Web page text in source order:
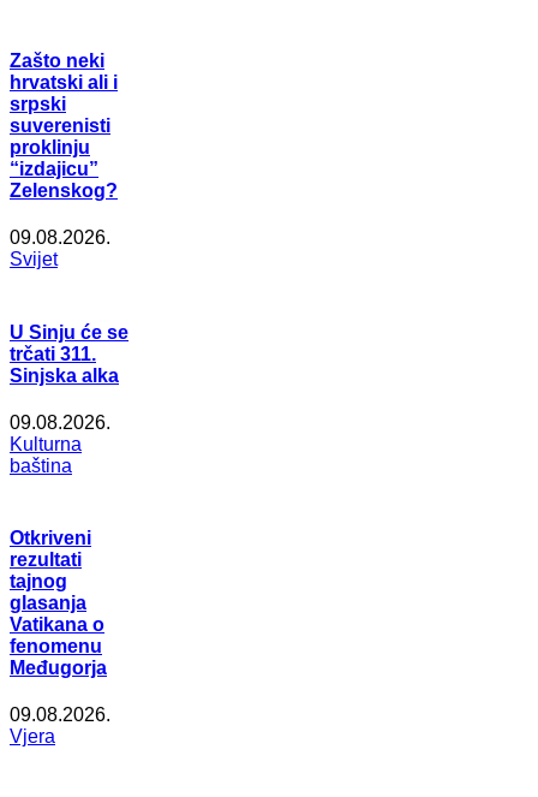
Zašto neki
hrvatski ali i
srpski
suverenisti
proklinju
“izdajicu”
Zelenskog?
09.08.2026.
Svijet
U Sinju će se
trčati 311.
Sinjska alka
09.08.2026.
Kulturna
baština
Otkriveni
rezultati
tajnog
glasanja
Vatikana o
fenomenu
Međugorja
09.08.2026.
Vjera